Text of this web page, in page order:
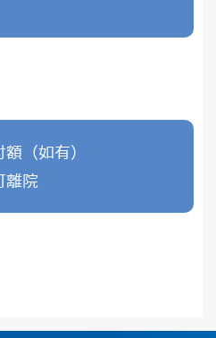
（如有）
離院